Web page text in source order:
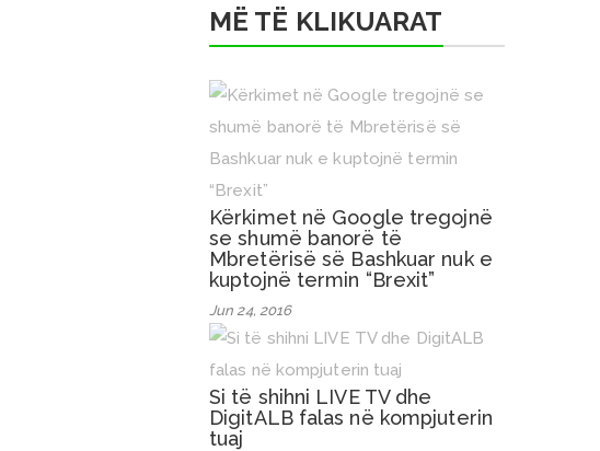
MË TË KLIKUARAT
Kërkimet në Google tregojnë
se shumë banorë të
Mbretërisë së Bashkuar nuk e
kuptojnë termin “Brexit”
Jun 24, 2016
Si të shihni LIVE TV dhe
DigitALB falas në kompjuterin
tuaj